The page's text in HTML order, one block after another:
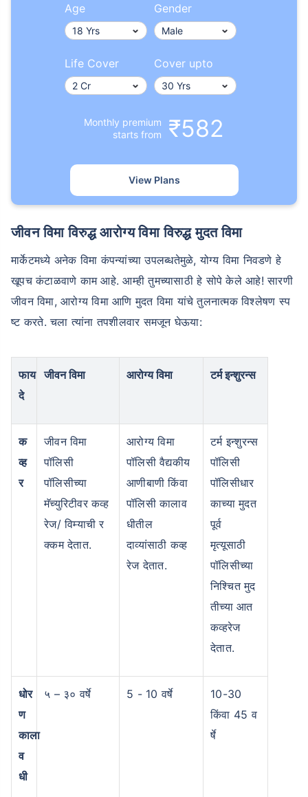
Age Gender
Life Cover Cover upto
Monthly premium
starts from
₹582
View Plans
जीवन विमा विरुद्ध आरोग्य विमा विरुद्ध मुदत विमा
मार्केटमध्ये अनेक विमा कंपन्यांच्या उपलब्धतेमुळे, योग्य विमा निवडणे हे
खूपच कंटाळवाणे काम आहे. आम्ही तुमच्यासाठी हे सोपे केले आहे! सारणी
जीवन विमा, आरोग्य विमा आणि मुदत विमा यांचे तुलनात्मक विश्लेषण स्प
ष्ट करते. चला त्यांना तपशीलवार समजून घेऊया:
फाय
दे
जीवन विमा आरोग्य विमा टर्म इन्शुरन्स
क
व्ह
र
जीवन विमा
पॉलिसी
पॉलिसीच्या
मॅच्युरिटीवर कव्ह
रेज/ विम्याची र
क्कम देतात.
आरोग्य विमा
पॉलिसी वैद्यकीय
आणीबाणी किंवा
पॉलिसी कालाव
धीतील
दाव्यांसाठी कव्ह
रेज देतात.
टर्म इन्शुरन्स
पॉलिसी
पॉलिसीधार
काच्या मुदत
पूर्व
मृत्यूसाठी
पॉलिसीच्या
निश्चित मुद
तीच्या आत
कव्हरेज
देतात.
धोर
ण
काला
व
धी
५ – ३० वर्षे 5 - 10 वर्षे
10-30
किंवा 45 व
र्षे
34 वर्षे
₹ 630/महिना